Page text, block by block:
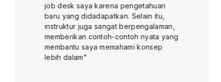
job desk saya karena pengetahuan
baru yang didadapatkan. Selain itu,
instruktur juga sangat berpengalaman,
memberikan contoh-contoh nyata yang
membantu saya memahami konsep
lebih dalam"